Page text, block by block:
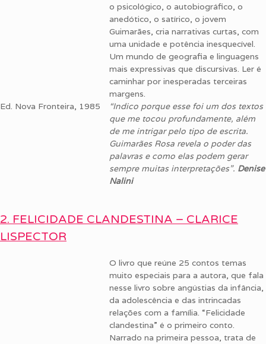
o psicológico, o autobiográfico, o
anedótico, o satírico, o jovem
Guimarães, cria narrativas curtas, com
uma unidade e potência inesquecível.
Um mundo de geografia e linguagens
mais expressivas que discursivas. Ler é
caminhar por inesperadas terceiras
margens.
Ed. Nova Fronteira, 1985
“Indico porque esse foi um dos textos
que me tocou profundamente, além
de me intrigar pelo tipo de escrita.
Guimarães Rosa revela o poder das
palavras e como elas podem gerar
sempre muitas interpretações”. Denise
Nalini
2. FELICIDADE CLANDESTINA – CLARICE
LISPECTOR
O livro que reúne 25 contos temas
muito especiais para a autora, que fala
nesse livro sobre angústias da infância,
da adolescência e das intrincadas
relações com a família. “Felicidade
clandestina” é o primeiro conto.
Narrado na primeira pessoa, trata de